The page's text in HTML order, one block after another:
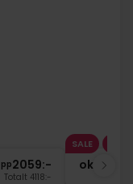
pp2059:-
Totalt 4118:-
SALE
okt